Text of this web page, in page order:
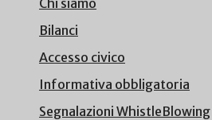
Bilanci
Accesso civico
Informativa obbligatoria
Segnalazioni WhistleBlowing